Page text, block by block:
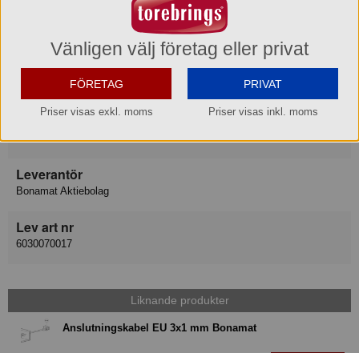
Produktinformation
Varumärke
Bonamat Bravilor
Varukategori
Reservdel
Leverantör
Bonamat Aktiebolag
Lev art nr
6030070017
Liknande produkter
Anslutningskabel EU 3x1 mm Bonamat
Vänligen välj företag eller privat
FÖRETAG
Priser visas exkl. moms
PRIVAT
Priser visas inkl. moms